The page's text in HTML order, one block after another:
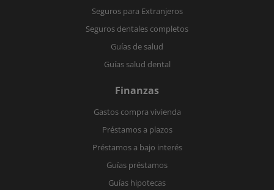
Seguros para Extranjeros
Seguros dentales completos
Guías de salud
Guías salud dental
Finanzas
Gastos compra vivienda
Préstamos a plazos
Préstamos a bajo interés
Guías préstamos
Guías hipotecas